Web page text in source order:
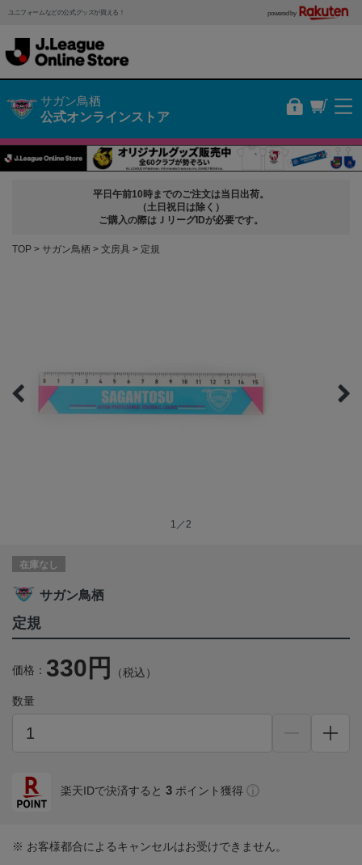
ユニフォームなどの公式グッズが買える！ powered by
サガン鳥栖
公式オンラインストア
平日午前10時までのご注文は当日出荷。
（土日祝日は除く）
ご購入の際はＪリーグIDが必要です。
TOP サガン鳥栖 文房具 定規
1／2
在庫なし
サガン鳥栖
定規
価格： 330円 （税込）
数量
楽天IDで決済すると 3 ポイント獲得
※ お客様都合によるキャンセルはお受けできません。